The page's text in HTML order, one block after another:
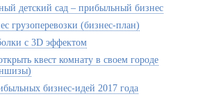
детский сад – прибыльный бизнес
грузоперевозки (бизнес-план)
с 3D эффектом
квест комнату в своем городе
бизнес-идей 2017 года